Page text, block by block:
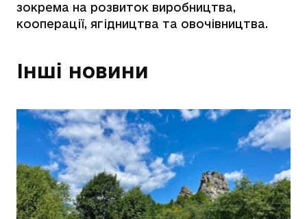
зокрема на розвиток виробництва,
кооперації, ягідництва та овочівництва.
Інші новини